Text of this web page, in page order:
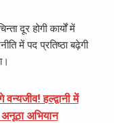
दूर होगी कार्यों में
में पद प्रतिष्ठा बढ़ेगी
हल्द्वानी में
अभियान